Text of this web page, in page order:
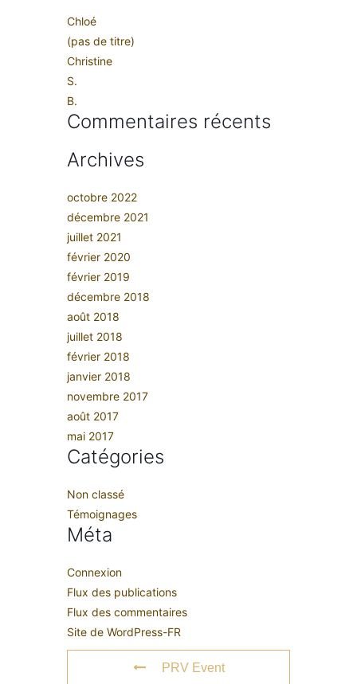
Chloé
(pas de titre)
Christine
S.
B.
Commentaires récents
Archives
octobre 2022
décembre 2021
juillet 2021
février 2020
février 2019
décembre 2018
août 2018
juillet 2018
février 2018
janvier 2018
novembre 2017
août 2017
mai 2017
Catégories
Non classé
Témoignages
Méta
Connexion
Flux des publications
Flux des commentaires
Site de WordPress-FR
PRV Event